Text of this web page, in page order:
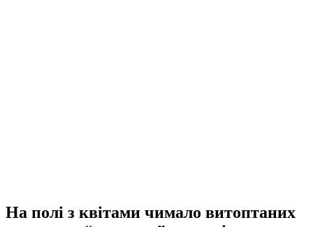
На полі з квітами чимало витоптаних